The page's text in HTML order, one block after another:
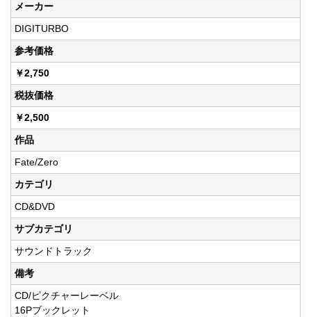
メーカー
DIGITURBO
参考価格
￥2,750
税抜価格
￥2,500
作品
Fate/Zero
カテゴリ
CD&DVD
サブカテゴリ
サウンドトラック
備考
CD/ピクチャーレーベル
16Pブックレット